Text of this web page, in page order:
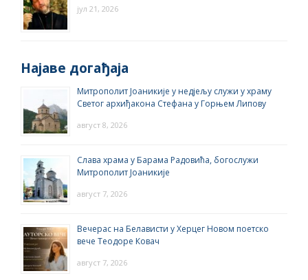
јул 21, 2026
Најаве догађаја
Митрополит Јоаникије у недјељу служи у храму
Светог архиђакона Стефана у Горњем Липову
август 8, 2026
Слава храма у Барама Радовића, богослужи
Митрополит Јоаникије
август 7, 2026
Вечерас на Белависти у Херцег Новом поетско
вече Теодоре Ковач
август 7, 2026